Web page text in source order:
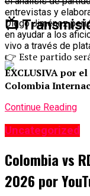
entrevistas y
Diego Jiménez
en ayudar a los
vivo a través de
📺
👉 Este partido
EXCLUSIVA por
Colombia
Continue Reading
Uncategorized
Colombia vs
2026 por